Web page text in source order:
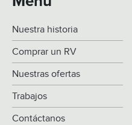
Nuestra historia
Comprar un RV
Nuestras ofertas
Trabajos
Contáctanos